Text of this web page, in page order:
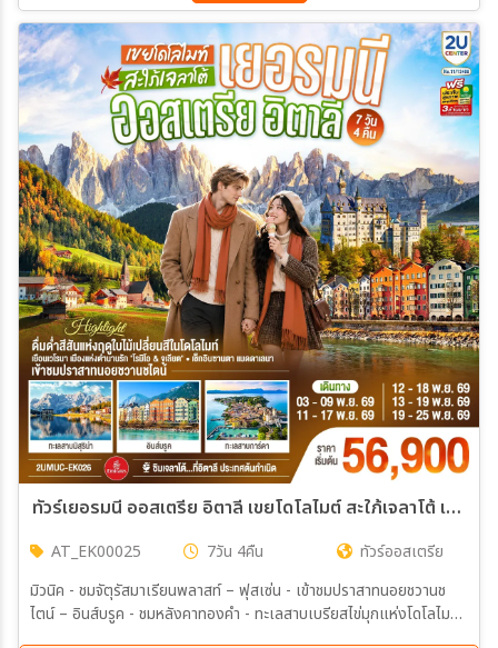
ค้นหา
ทัวร์เยอรมนี ออสเตรีย อิตาลี เขยโดโลไมต์ สะใภ้เจลาโต้ เที่ยวอุทยานแห่งชาติโดโลไมท์ สวยมาก บรรยากาศใบไม้เปลี่ยนสี ชิมไอติมเจลาโต้ที่อิตาลีประเทศต้นกำเนิด 7วัน 4คืน (EK)
AT_EK00025 7วัน 4คืน
ทัวร์ออสเตรีย
มิวนิค - ชมจัตุรัสมาเรียนพลาสท์ – ฟุสเซ่น - เข้าชมปราสาทนอยชวานช
ไตน์ – อินส์บรูค - ชมหลังคาทองคำ - ทะเลสาบเบรียสไข่มุกแห่งโดโลไมต์-